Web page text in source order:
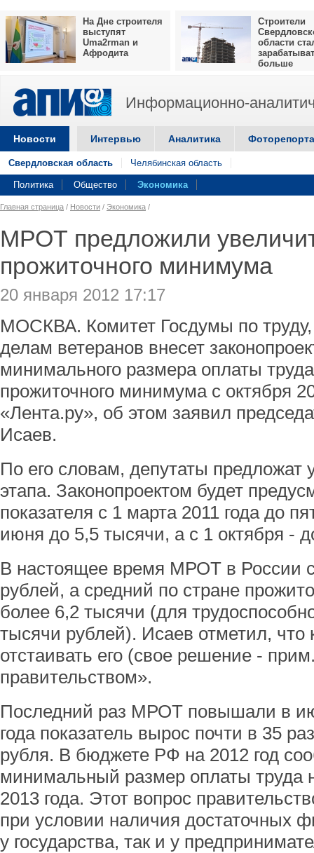
На Дне строителя
выступят
Uma2rman и
Афродита
Строители
области
больше
Информационно-
Новости Интервью Аналитика
Свердловская область Челябинская область
Политика Общество Экономика
Главная страница / Новости / Экономика /
МРОТ предложили
прожиточного минимума
20 января 2012 17:17
МОСКВА. Комитет Госдумы по
делам ветеранов внесет
минимального размера оплаты
прожиточного минимума с октября
«Лента.ру», об этом заявил
Исаев.
По его словам, депутаты
этапа. Законопроектом будет
показателя с 1 марта 2011 года до
июня до 5,5 тысячи, а с 1 октября -
В настоящее время МРОТ в России
рублей, а средний по стране
более 6,2 тысячи (для
тысячи рублей). Исаев отметил, что
отстаивать его (свое решение -
правительством».
Последний раз МРОТ повышали в
года показатель вырос почти в 35
рубля. В бюджете РФ на 2012 год
минимальный размер оплаты труда
2013 года. Этот вопрос
при условии наличия достаточных
у государства, так и у